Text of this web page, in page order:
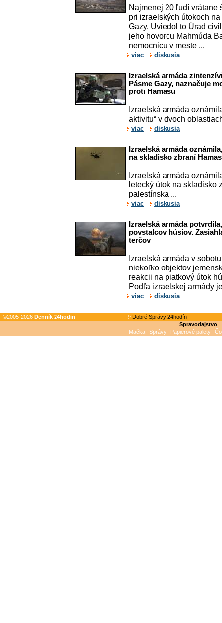
Najmenej 20 ľudí vrátane
pri izraelských útokoch
Gazy. Uviedol to Úrad
jeho hovorcu Mahmúda
nemocnicu v meste ...
viac diskusia
Izraelská armáda
Pásme Gazy, naznačuje
proti Hamasu
Izraelská armáda
aktivitu“ v dvoch
viac diskusia
Izraelská armáda
na skladisko zbraní
Izraelská armáda
letecký útok na skladisko
palestínska ...
viac diskusia
Izraelská armáda
povstalcov húsíov.
terčov
Izraelská armáda v
niekoľko objektov
reakcii na piatkový útok
Podľa izraelskej armády
viac diskusia
©2005-2026 Denník 24hodin
Dobré Správy 24hodín
Spravodajstvo
Mačka
Správy Papierové palety